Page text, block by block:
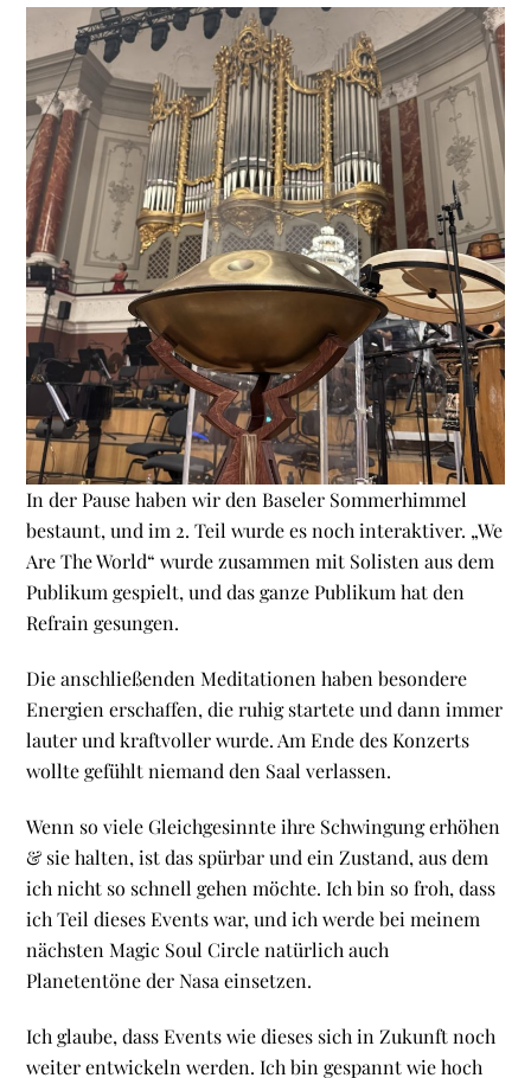
In der Pause haben wir den Baseler Sommerhimmel
bestaunt, und im 2. Teil wurde es noch interaktiver. „We
Are The World“ wurde zusammen mit Solisten aus dem
Publikum gespielt, und das ganze Publikum hat den
Refrain gesungen.
Die anschließenden Meditationen haben besondere
Energien erschaffen, die ruhig startete und dann immer
lauter und kraftvoller wurde. Am Ende des Konzerts
wollte gefühlt niemand den Saal verlassen.
Wenn so viele Gleichgesinnte ihre Schwingung erhöhen
& sie halten, ist das spürbar und ein Zustand, aus dem
ich nicht so schnell gehen möchte. Ich bin so froh, dass
ich Teil dieses Events war, und ich werde bei meinem
nächsten Magic Soul Circle natürlich auch
Planetentöne der Nasa einsetzen.
Ich glaube, dass Events wie dieses sich in Zukunft noch
weiter entwickeln werden. Ich bin gespannt wie hoch